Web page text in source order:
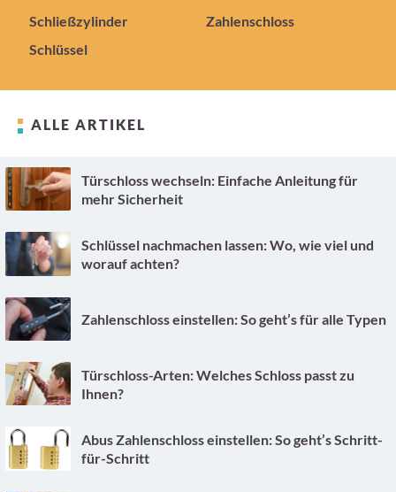
Schließzylinder
Schlüssel
Zahlenschloss
ALLE ARTIKEL
Türschloss wechseln: Einfache Anleitung für
mehr Sicherheit
Schlüssel nachmachen lassen: Wo, wie viel und
worauf achten?
Zahlenschloss einstellen: So geht’s für alle Typen
Türschloss-Arten: Welches Schloss passt zu
Ihnen?
Abus Zahlenschloss einstellen: So geht’s Schritt-
für-Schritt